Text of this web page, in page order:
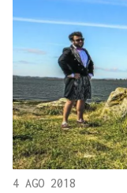
4 AGO 2018